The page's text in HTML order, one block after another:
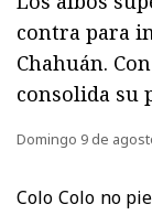
contra para
Chahuán.
consolida su
Domingo 9 de
Colo Colo no